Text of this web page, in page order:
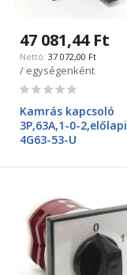
47 081,44 Ft
37 072,00 Ft
/ egységenként
Rating:
Kamrás kapcsoló
3P,63A,1-0-2,előlapi
4G63-53-U